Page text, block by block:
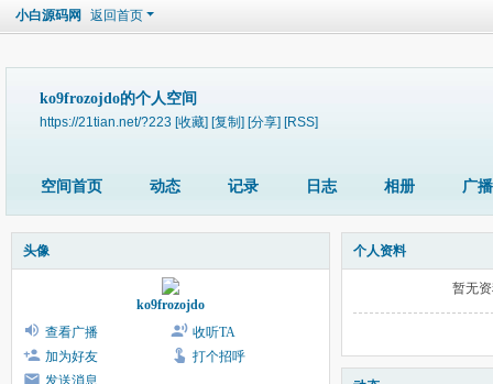
小白源码网 返回首页
ko9frozojdo的个人空间
https://21tian.net/?223 [收藏] [复制] [分享] [RSS]
空间首页 动态 记录 日志 相册 广播
头像
ko9frozojdo
查看广播
收听TA
加为好友
打个招呼
个人资料
暂无